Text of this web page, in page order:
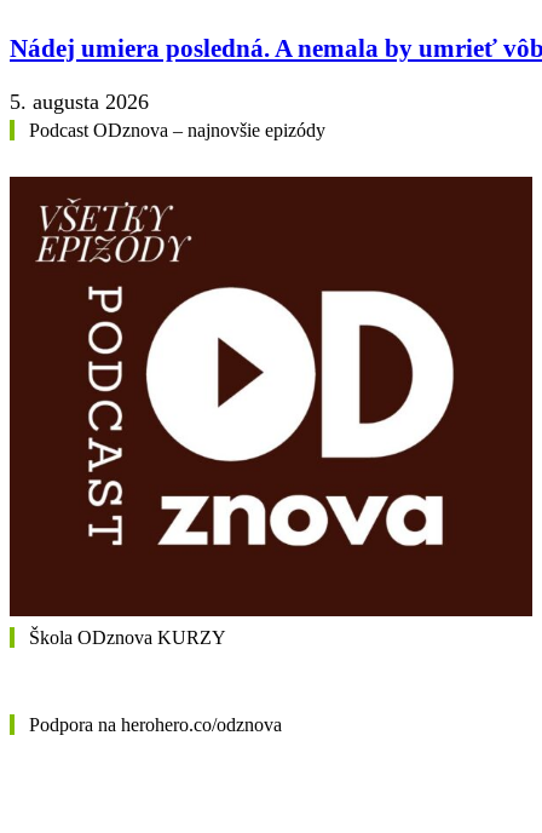
Nádej umiera posledná. A nemala by umrieť
5. augusta 2026
Podcast ODznova – najnovšie epizódy
Škola ODznova KURZY
Podpora na herohero.co/odznova